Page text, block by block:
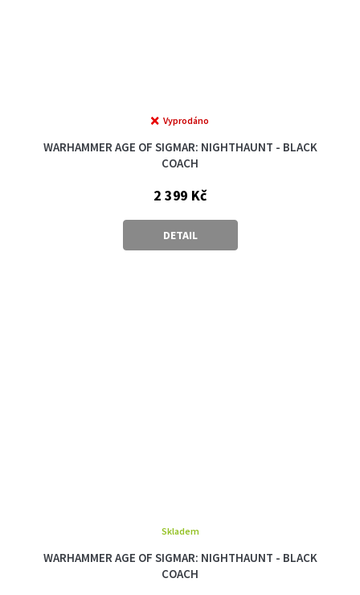
WARHAMMER AGE OF SIGMAR: NIGHTHAUNT - BLACK
COACH
Vyprodáno
2 399 Kč
DETAIL
WARHAMMER AGE OF SIGMAR: NIGHTHAUNT - BLACK
COACH
Skladem